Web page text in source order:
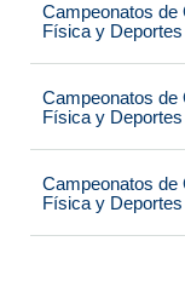
Campeonatos de
Física y
Campeonatos de
Física y
Campeonatos de
Física y